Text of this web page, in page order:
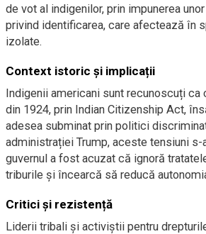
de vot al indigenilor, prin impunerea
privind identificarea, care afectează în
izolate.
Context istoric și implicații
Indigenii americani sunt recunoscuți ca
din 1924, prin Indian Citizenship Act,
adesea subminat prin politici
administrației Trump, aceste tensiuni s-
guvernul a fost acuzat că ignoră
triburile și încearcă să reducă
Critici și rezistență
Liderii tribali și activiștii pentru